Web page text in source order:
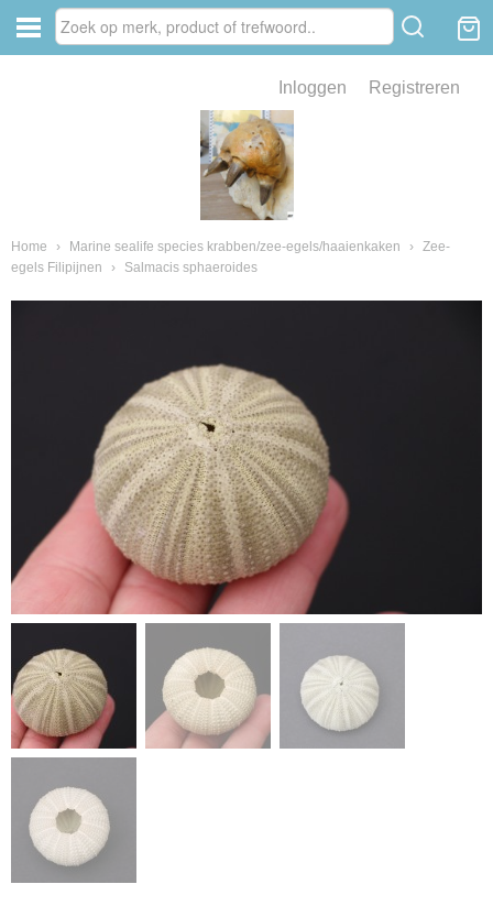
Inloggen Registreren
Home › Marine sealife species krabben/zee-egels/haaienkaken › Zee-
egels Filipijnen
› Salmacis sphaeroides
van fossielen en mineralen